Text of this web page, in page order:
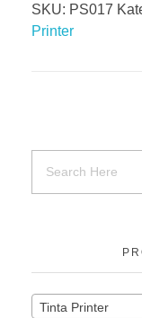
SKU: PS017
Printer
Tinta Printer